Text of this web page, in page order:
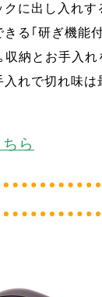
クに出し入れす
きる｢研ぎ機能
収納とお手入
入れで切れ味
ら